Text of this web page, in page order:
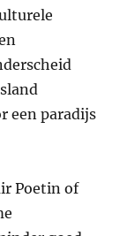
een paradijs
Poetin of